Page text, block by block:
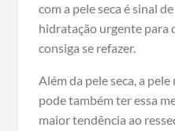
com a pele seca é sinal
hidratação urgente para
consiga se refazer.
Além da pele seca, a
pode também ter essa
maior tendência ao